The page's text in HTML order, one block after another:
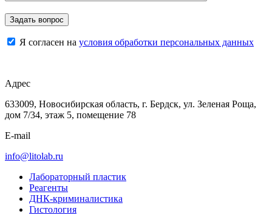
Я согласен на условия обработки персональных данных
Адрес
633009, Новосибирская область, г. Бердск, ул. Зеленая Роща,
дом 7/34, этаж 5, помещение 78
E-mail
info@litolab.ru
Лабораторный пластик
Реагенты
ДНК-криминалистика
Гистология